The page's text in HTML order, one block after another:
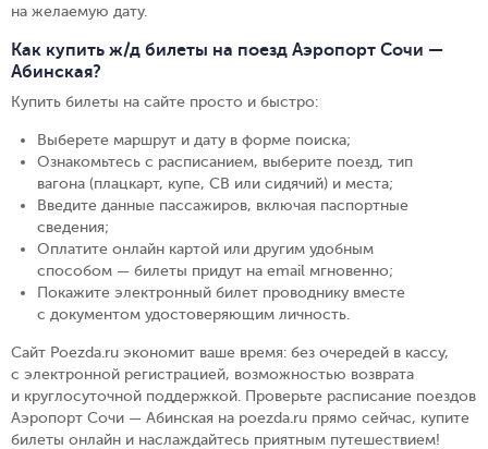
на желаемую дату.
Как купить ж/д билеты на поезд Аэропорт Сочи —
Абинская?
Купить билеты на сайте просто и быстро:
Выберете маршрут и дату в форме поиска;
Ознакомьтесь с расписанием, выберите поезд, тип
вагона (плацкарт, купе, СВ или сидячий) и места;
Введите данные пассажиров, включая паспортные
сведения;
Оплатите онлайн картой или другим удобным
способом — билеты придут на email мгновенно;
Покажите электронный билет проводнику вместе
с документом удостоверяющим личность.
Сайт Poezda.ru экономит ваше время: без очередей в кассу,
с электронной регистрацией, возможностью возврата
и круглосуточной поддержкой. Проверьте расписание поездов
Аэропорт Сочи — Абинская на poezda.ru прямо сейчас, купите
билеты онлайн и наслаждайтесь приятным путешествием!